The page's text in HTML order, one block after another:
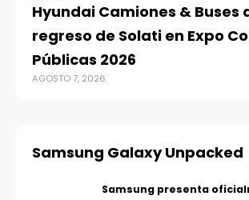
Hyundai Camiones & Buses
regreso de Solati en Expo
Públicas 2026
AGOSTO 7, 2026
Samsung Galaxy Unpacked
Samsung presenta